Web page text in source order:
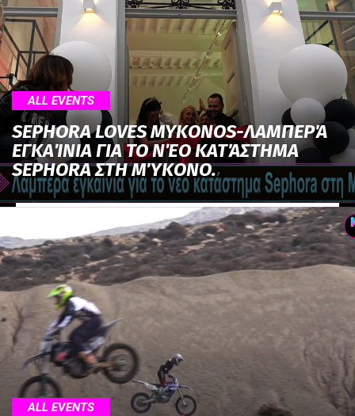
ALL EVENTS
SEPHORA LOVES MYKONOS-ΛΑΜΠΕΡΆ
ΕΓΚΑΊΝΙΑ ΓΙΑ ΤΟ ΝΈΟ ΚΑΤΆΣΤΗΜΑ
SEPHORA ΣΤΗ ΜΎΚΟΝΟ.
ALL EVENTS